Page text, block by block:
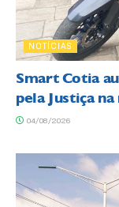
NOTÍCIAS
Smart Cotia
pela Justiça
04/08/2026